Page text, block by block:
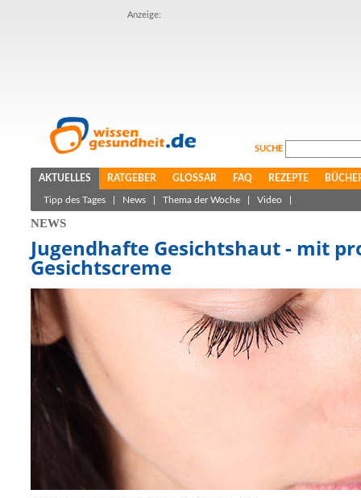
Anzeige:
SUCHE
AKTUELLES RATGEBER GLOSSAR FAQ REZEPTE
Tipp des Tages News Thema der Woche Video
NEWS
Jugendhafte Gesichtshaut - mit
Gesichtscreme